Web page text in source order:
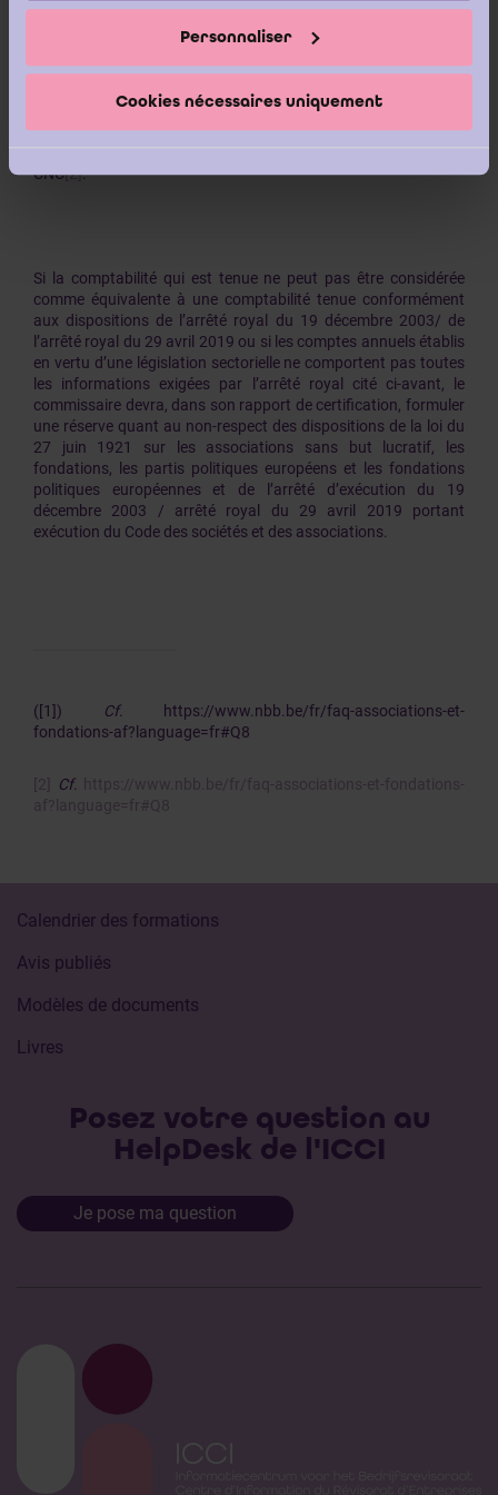
Personnaliser
Cookies nécessaires uniquement
La Commission des Normes Comptables (CNC), en vertu des
pouvoirs qui lui ont été attribués par l’article 17, § 8 de la loi du
27 juin 1921 / article 3:47, §9 du Code eds sociétés et des
relatives à l'équivalence des règles en matière de comptabilité
et de comptes annuels imposées par des réglementations
CNC[2].
Si la comptabilité qui est tenue ne peut pas être considérée
comme équivalente à une comptabilité tenue conformément
aux dispositions de l’arrêté royal du 19 décembre 2003/ de
l’arrêté royal du 29 avril 2019 ou si les comptes annuels établis
en vertu d’une législation sectorielle ne comportent pas toutes
les informations exigées par l’arrêté royal cité ci-avant, le
commissaire devra, dans son rapport de certification, formuler
une réserve quant au non-respect des dispositions de la loi du
27 juin 1921 sur les associations sans but lucratif, les
fondations, les partis politiques européens et les fondations
politiques européennes et de l’arrêté d’exécution du 19
décembre 2003 / arrêté royal du 29 avril 2019 portant
exécution du Code des sociétés et des associations.
([1]) Cf. https://www.nbb.be/fr/faq-associations-et-
fondations-af?language=fr#Q8
[2] Cf.
https://www.nbb.be/fr/faq-associations-et-fondations-
af?language=fr#Q8
Calendrier des formations
Avis publiés
Modèles de documents
Livres
Posez votre question au
HelpDesk de l'ICCI
Je pose ma question